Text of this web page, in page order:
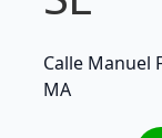
Calle Manuel
MA